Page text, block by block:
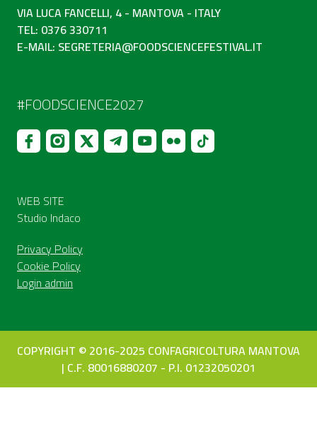
VIA LUCA FANCELLI, 4 - MANTOVA - ITALY
TEL: 0376 330711
E-MAIL: SEGRETERIA@FOODSCIENCEFESTIVAL.IT
#FOODSCIENCE2027
WEB SITE
Studio Indaco
Privacy Policy
Cookie Policy
Login admin
COPYRIGHT © 2016-2025 CONFAGRICOLTURA MANTOVA
| C.F. 80016880207 - P.I. 01232050201